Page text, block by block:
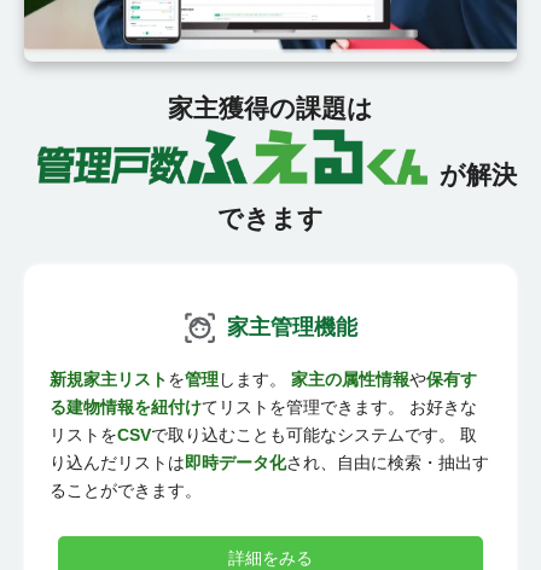
家主獲得の課題は
が解決
できます
家主管理機能
新規家主リストを管理します。 家主の属性情報や保有す
る建物情報を紐付けてリストを管理できます。 お好きな
リストをCSVで取り込むことも可能なシステムです。 取
り込んだリストは即時データ化され、自由に検索・抽出す
ることができます。
詳細をみる